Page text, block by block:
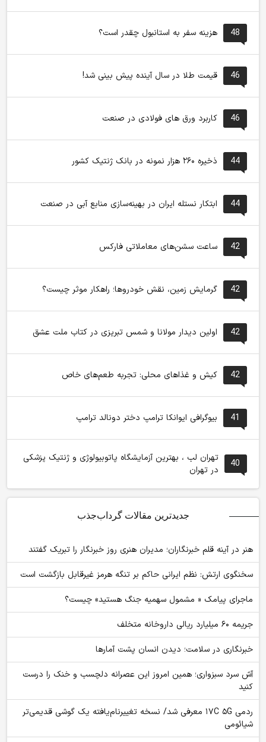
48 هزینه سفر به استانبول چقدر است؟
46 قیمت طلا در سال آینده پیش بینی شد!
46 کاربرد ورق های فولادی در صنعت
44 ذخیره ۲۶۰ هزار نمونه در بانک ژنتیک کشور
44 ابتکار نستله ایران در بهینه‌سازی منابع آبی در صنعت
42 ساعت سشن‌های معاملاتی فارکس
42 گرمایش زمین، نقش خودروها؛ راهکار موثر چیست؟
42 اولین دیدار مولانا و شمس تبریزی در کتاب ملت عشق
42 کیش و غذاهای محلی: تجربه طعم‌های خاص
41 بیوگرافی ایوانکا ترامپ دختر دونالد ترامپ
40
تهران لب ، بهترین آزمایشگاه پاتوبیولوژی و ژنتیک پزشکی
در تهران
جدیدترین مقالات گرداب‌جذب
هنر در آینه قلم خبرنگاران؛ مدیران هنری روز خبرنگار را تبریک گفتند
سخنگوی ارتش: نظم ایرانی حاکم بر تنگه هرمز غیرقابل بازگشت است
ماجرای پیامک « مشمول سهمیه جنگ هستید» چیست؟
جریمه ۶۰ میلیارد ریالی داروخانه متخلف
خبرنگاری در سلامت؛ دیدن انسان پشت آمارها
آش سرد سبزواری؛ همین امروز این عصرانه دلچسب و خنک را درست
کنید
ردمی ۱۷C ۵G معرفی شد/ نسخه تغییرنام‌یافته یک گوشی قدیمی‌تر
شیائومی